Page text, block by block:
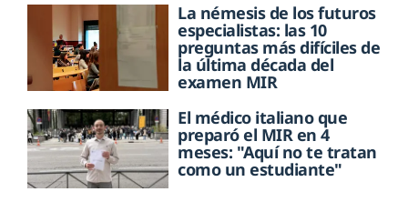
La némesis de los futuros
especialistas: las 10
preguntas más difíciles de
la última década del
examen MIR
El médico italiano que
preparó el MIR en 4
meses: "Aquí no te tratan
como un estudiante"